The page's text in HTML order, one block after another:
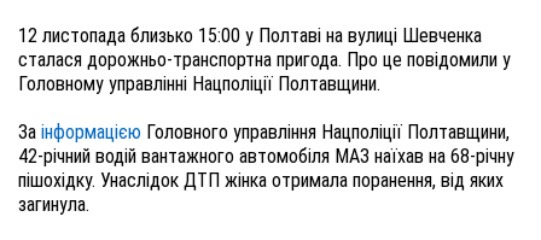
12 листопада близько 15:00 у Полтаві на вулиці Шевченка
сталася дорожньо-транспортна пригода. Про це повідомили у
Головному управлінні Нацполіції Полтавщини.
За інформацією Головного управління Нацполіції Полтавщини,
42-річний водій вантажного автомобіля МАЗ наїхав на 68-річну
пішохідку. Унаслідок ДТП жінка отримала поранення, від яких
загинула.